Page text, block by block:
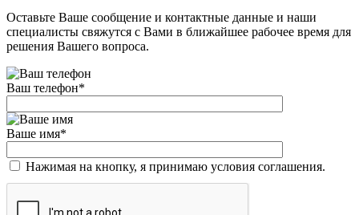
Оставьте Ваше сообщение и контактные данные и наши
специалисты свяжутся с Вами в ближайшее рабочее время для
решения Вашего вопроса.
Ваш телефон*
Ваше имя*
Нажимая на кнопку, я принимаю условия соглашения.